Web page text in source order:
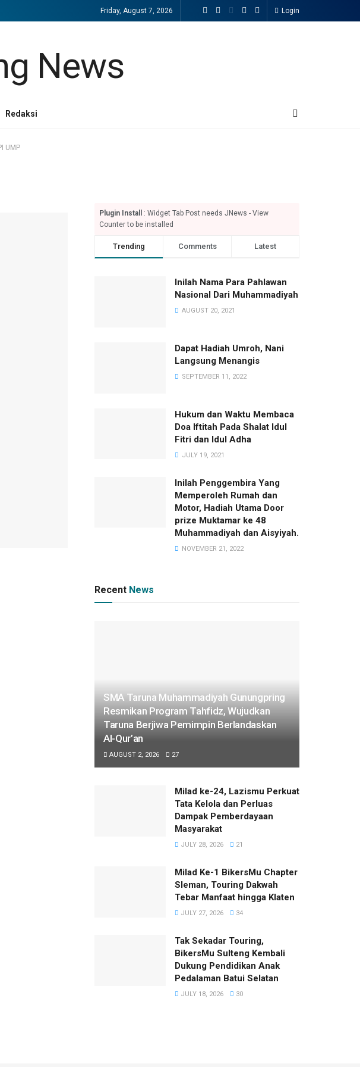
Friday, August 7, 2026 Login
Redaksi
UMP
Plugin Install
: Widget Tab Post needs JNews - View
Counter to be installed
Trending Comments Latest
Inilah Nama Para Pahlawan
Nasional Dari Muhammadiyah
AUGUST 20, 2021
Dapat Hadiah Umroh, Nani
Langsung Menangis
SEPTEMBER 11, 2022
Hukum dan Waktu Membaca
Doa Iftitah Pada Shalat Idul
Fitri dan Idul Adha
JULY 19, 2021
Inilah Penggembira Yang
Memperoleh Rumah dan
Motor, Hadiah Utama Door
prize Muktamar ke 48
Muhammadiyah dan Aisyiyah.
NOVEMBER 21, 2022
Recent News
SMA Taruna Muhammadiyah Gunungpring
Resmikan Program Tahfidz, Wujudkan
Taruna Berjiwa Pemimpin Berlandaskan
Al-Qur’an
AUGUST 2, 2026 27
Milad ke-24, Lazismu Perkuat
Tata Kelola dan Perluas
Dampak Pemberdayaan
Masyarakat
JULY 28, 2026 21
Milad Ke-1 BikersMu Chapter
Sleman, Touring Dakwah
Tebar Manfaat hingga Klaten
JULY 27, 2026 34
Tak Sekadar Touring,
BikersMu Sulteng Kembali
Dukung Pendidikan Anak
Pedalaman Batui Selatan
JULY 18, 2026 30